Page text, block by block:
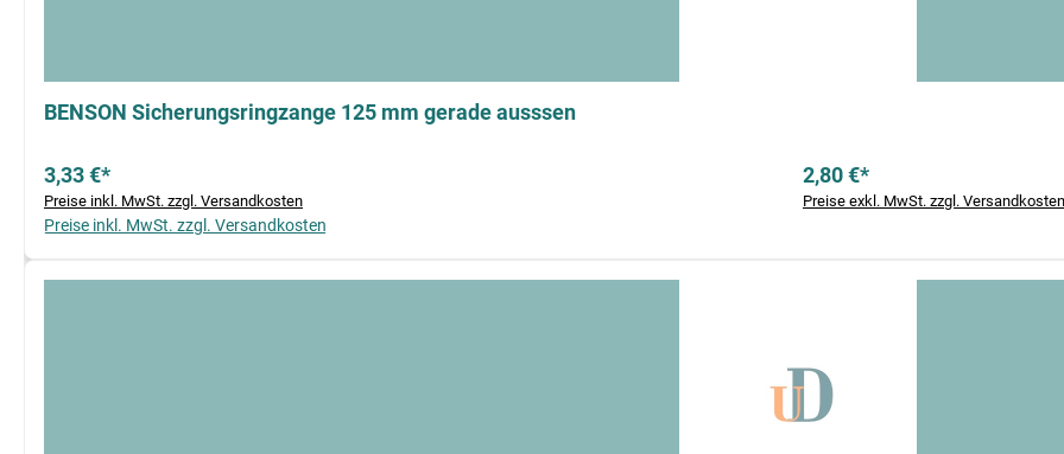
BENSON Sicherungsringzange 125 mm gerade ausssen
3,33 €*
Preise inkl. MwSt. zzgl. Versandkosten
2,80 €*
Preise exkl. MwSt. zzgl. Versandkosten
Preise inkl. MwSt. zzgl. Versandkosten